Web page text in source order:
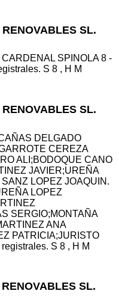
SL.
SPINOLA 8 -
S 8 , H M
SL.
DELGADO
CEREZA
ALI;BODOQUE CANO
JAVIER;UREÑA
LOPEZ JOAQUIN.
LOPEZ
SERGIO;MONTAÑA
ANA
PATRICIA;JURISTO
S 8 , H M
SL.